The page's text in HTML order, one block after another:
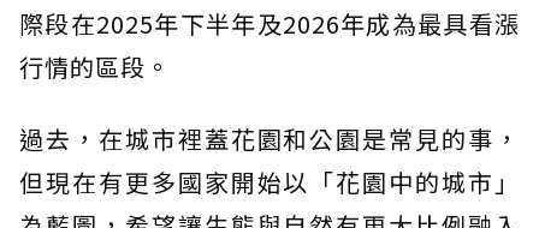
際段在2025年下半年及2026年成為最具看漲
行情的區段。
過去，在城市裡蓋花園和公園是常見的事，
但現在有更多國家開始以「花園中的城市」